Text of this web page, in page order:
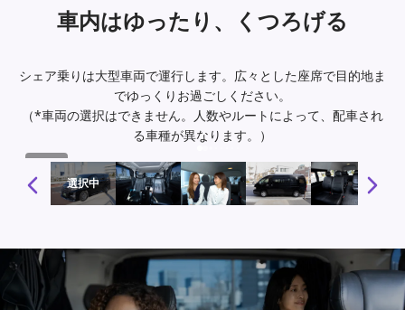
車内はゆったり、くつろげる
シェア乗りは大型車両で運行します。広々とした座席で目的地ま
でゆっくりお過ごしください。
（*車両の選択はできません。人数やルートによって、配車され
る車種が異なります。）
1 / 10
選択中